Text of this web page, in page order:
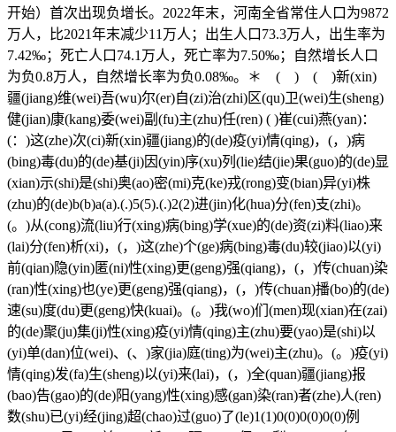
开始）首次出现负增长。2022年末，河南全省常住人口为9872
万人，比2021年末减少11万人；出生人口73.3万人，出生率为
7.42‰；死亡人口74.1万人，死亡率为7.50‰；自然增长人口
为负0.8万人，自然增长率为负0.08‰。＊ ( ) ( )新(xin)
疆(jiang)维(wei)吾(wu)尔(er)自(zi)治(zhi)区(qu)卫(wei)生(sheng)
健(jian)康(kang)委(wei)副(fu)主(zhu)任(ren) ( )崔(cui)燕(yan)：
(：)这(zhe)次(ci)新(xin)疆(jiang)的(de)疫(yi)情(qing)，(，)病
(bing)毒(du)的(de)基(ji)因(yin)序(xu)列(lie)结(jie)果(guo)的(de)显
(xian)示(shi)是(shi)奥(ao)密(mi)克(ke)戎(rong)变(bian)异(yi)株
(zhu)的(de)b(b)a(a).(.)5(5).(.)2(2)进(jin)化(hua)分(fen)支(zhi)。
(。)从(cong)流(liu)行(xing)病(bing)学(xue)的(de)资(zi)料(liao)来
(lai)分(fen)析(xi)，(，)这(zhe)个(ge)病(bing)毒(du)较(jiao)以(yi)
前(qian)隐(yin)匿(ni)性(xing)更(geng)强(qiang)，(，)传(chuan)染
(ran)性(xing)也(ye)更(geng)强(qiang)，(，)传(chuan)播(bo)的(de)
速(su)度(du)更(geng)快(kuai)。(。)我(wo)们(men)现(xian)在(zai)
的(de)聚(ju)集(ji)性(xing)疫(yi)情(qing)主(zhu)要(yao)是(shi)以
(yi)单(dan)位(wei)、(、)家(jia)庭(ting)为(wei)主(zhu)。(。)疫(yi)
情(qing)发(fa)生(sheng)以(yi)来(lai)，(，)全(quan)疆(jiang)报
(bao)告(gao)的(de)阳(yang)性(xing)感(gan)染(ran)者(zhe)人(ren)
数(shu)已(yi)经(jing)超(chao)过(guo)了(le)1(1)0(0)0(0)0(0)例